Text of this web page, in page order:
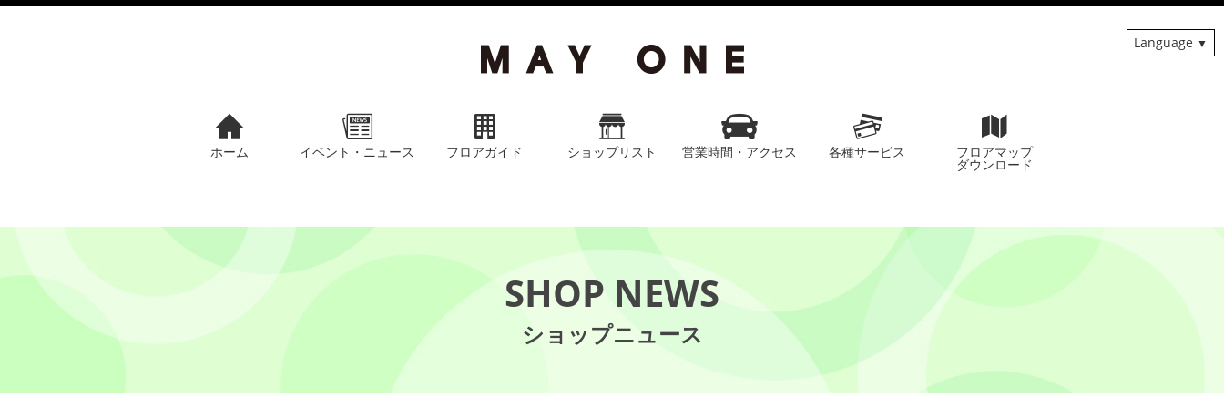
ホーム イベント・ニュース フロアガイド ショップリスト 営業時間・アクセス 各種サービス フロアマップ
ダウンロード
Language
SHOP NEWS